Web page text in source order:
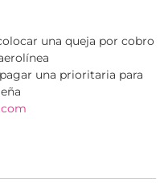
una queja por cobro
una prioritaria para